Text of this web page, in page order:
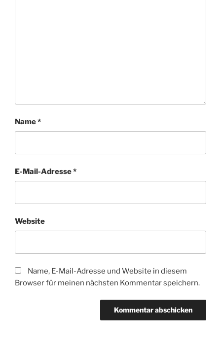
Name*
E-Mail-Adresse*
Website
Name, E-Mail-Adresse und Website in diesem
Browser für meinen nächsten Kommentar speichern.